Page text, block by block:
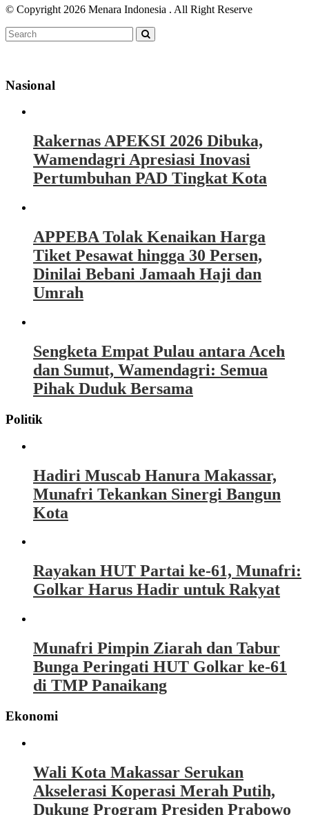
© Copyright 2026 Menara Indonesia . All Right Reserve
Nasional
Rakernas APEKSI 2026 Dibuka,
Wamendagri Apresiasi Inovasi
Pertumbuhan PAD Tingkat Kota
APPEBA Tolak Kenaikan Harga
Tiket Pesawat hingga 30 Persen,
Dinilai Bebani Jamaah Haji dan
Umrah
Sengketa Empat Pulau antara Aceh
dan Sumut, Wamendagri: Semua
Pihak Duduk Bersama
Politik
Hadiri Muscab Hanura Makassar,
Munafri Tekankan Sinergi Bangun
Kota
Rayakan HUT Partai ke-61, Munafri:
Golkar Harus Hadir untuk Rakyat
Munafri Pimpin Ziarah dan Tabur
Bunga Peringati HUT Golkar ke-61
di TMP Panaikang
Ekonomi
Wali Kota Makassar Serukan
Akselerasi Koperasi Merah Putih,
Dukung Program Presiden Prabowo